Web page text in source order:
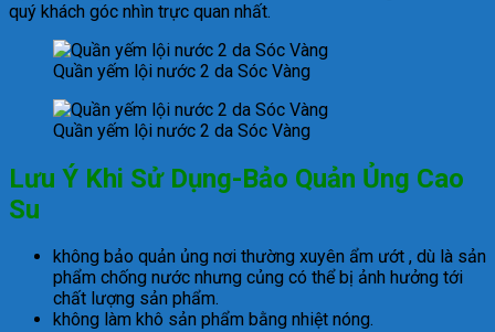
quý khách góc nhìn trực quan nhất.
Quần yếm lội nước 2 da Sóc Vàng
Quần yếm lội nước 2 da Sóc Vàng
Lưu Ý Khi Sử Dụng-Bảo Quản Ủng Cao
Su
không bảo quản ủng nơi thường xuyên ẩm ướt , dù là sản
phẩm chống nước nhưng củng có thể bị ảnh hưởng tới
chất lượng sản phẩm.
không làm khô sản phẩm bằng nhiệt nóng.